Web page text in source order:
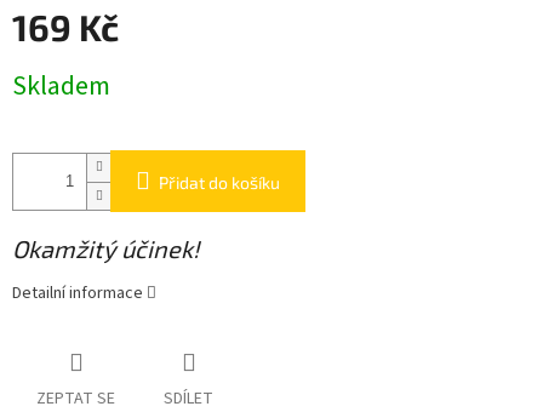
169 Kč
cena:
Skladem
Přidat do košíku
Okamžitý účinek!
Detailní informace
ZEPTAT SE SDÍLET